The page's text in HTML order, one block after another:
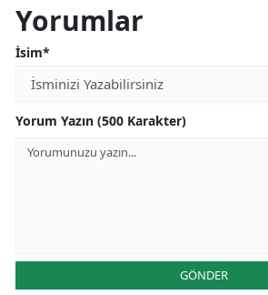
Yorumlar
İsim*
Yorum Yazın (500 Karakter)
GÖNDER